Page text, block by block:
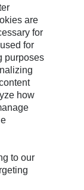
are
for
for
purposes
how
to our